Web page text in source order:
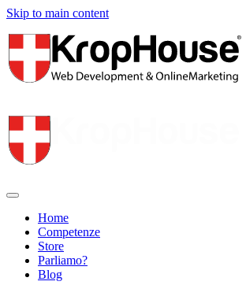
Skip to main content
Home
Competenze
Store
Parliamo?
Blog